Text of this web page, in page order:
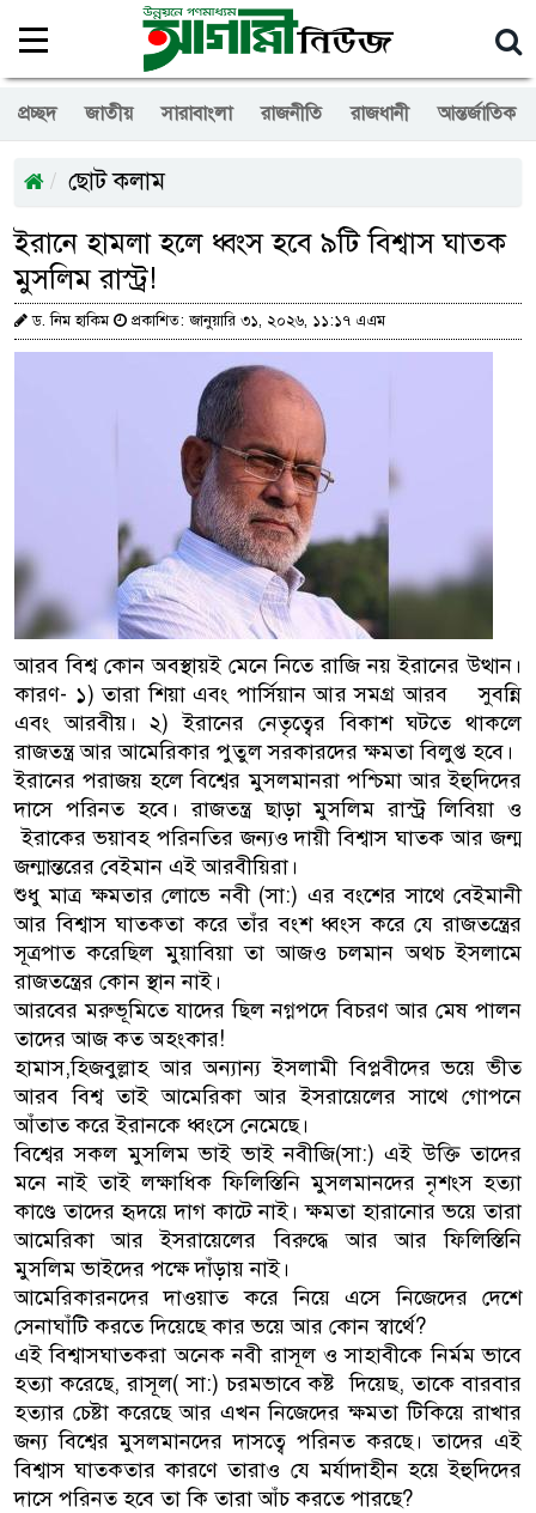
প্রচ্ছদ জাতীয় সারাবাংলা রাজনীতি রাজধানী আন্তর্জাতিক
ছোট কলাম
ইরানে হামলা হলে ধ্বংস হবে ৯টি বিশ্বাস ঘাতক
মুসলিম রাস্ট্র!
ড. নিম হাকিম প্রকাশিত: জানুয়ারি ৩১, ২০২৬, ১১:১৭ এএম
আরব বিশ্ব কোন অবস্থায়ই মেনে নিতে রাজি নয় ইরানের উত্থান।
কারণ- ১) তারা শিয়া এবং পার্সিয়ান আর সমগ্র আরব সুবন্নি
এবং আরবীয়। ২) ইরানের নেতৃত্বের বিকাশ ঘটতে থাকলে
রাজতন্ত্র আর আমেরিকার পুতুল সরকারদের ক্ষমতা বিলুপ্ত হবে।
ইরানের পরাজয় হলে বিশ্বের মুসলমানরা পশ্চিমা আর ইহুদিদের
দাসে পরিনত হবে। রাজতন্ত্র ছাড়া মুসলিম রাস্ট্র লিবিয়া ও
ইরাকের ভয়াবহ পরিনতির জন্যও দায়ী বিশ্বাস ঘাতক আর জন্ম
জন্মান্তরের বেইমান এই আরবীয়িরা।
শুধু মাত্র ক্ষমতার লোভে নবী (সা:) এর বংশের সাথে বেইমানী
আর বিশ্বাস ঘাতকতা করে তাঁর বংশ ধ্বংস করে যে রাজতন্ত্রের
সূত্রপাত করেছিল মুয়াবিয়া তা আজও চলমান অথচ ইসলামে
রাজতন্ত্রের কোন স্থান নাই।
আরবের মরুভূমিতে যাদের ছিল নগ্নপদে বিচরণ আর মেষ পালন
তাদের আজ কত অহংকার!
হামাস,হিজবুল্লাহ আর অন্যান্য ইসলামী বিপ্লবীদের ভয়ে ভীত
আরব বিশ্ব তাই আমেরিকা আর ইসরায়েলের সাথে গোপনে
আঁতাত করে ইরানকে ধ্বংসে নেমেছে।
বিশ্বের সকল মুসলিম ভাই ভাই নবীজি(সা:) এই উক্তি তাদের
মনে নাই তাই লক্ষাধিক ফিলিস্তিনি মুসলমানদের নৃশংস হত্যা
কাণ্ডে তাদের হৃদয়ে দাগ কাটে নাই। ক্ষমতা হারানোর ভয়ে তারা
আমেরিকা আর ইসরায়েলের বিরুদ্ধে আর আর ফিলিস্তিনি
মুসলিম ভাইদের পক্ষে দাঁড়ায় নাই।
আমেরিকারনদের দাওয়াত করে নিয়ে এসে নিজেদের দেশে
সেনাঘাঁটি করতে দিয়েছে কার ভয়ে আর কোন স্বার্থে?
এই বিশ্বাসঘাতকরা অনেক নবী রাসূল ও সাহাবীকে নির্মম ভাবে
হত্যা করেছে, রাসূল( সা:) চরমভাবে কষ্ট দিয়েছ, তাকে বারবার
হত্যার চেষ্টা করেছে আর এখন নিজেদের ক্ষমতা টিকিয়ে রাখার
জন্য বিশ্বের মুসলমানদের দাসত্বে পরিনত করছে। তাদের এই
বিশ্বাস ঘাতকতার কারণে তারাও যে মর্যাদাহীন হয়ে ইহুদিদের
দাসে পরিনত হবে তা কি তারা আঁচ করতে পারছে?